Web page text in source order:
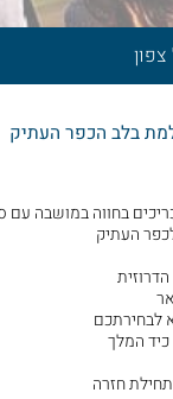
בלב הכפר העתיק